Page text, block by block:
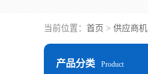
当前位置： 首页 > 供应商机
产品分类 Product